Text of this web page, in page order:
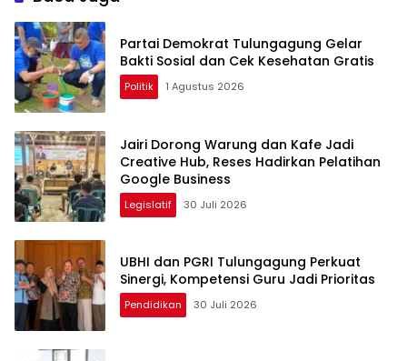
Partai Demokrat Tulungagung Gelar
Bakti Sosial dan Cek Kesehatan Gratis
Politik 1 Agustus 2026
Jairi Dorong Warung dan Kafe Jadi
Creative Hub, Reses Hadirkan Pelatihan
Google Business
Legislatif 30 Juli 2026
UBHI dan PGRI Tulungagung Perkuat
Sinergi, Kompetensi Guru Jadi Prioritas
Pendidikan 30 Juli 2026